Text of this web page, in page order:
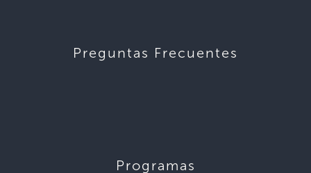
Preguntas Frecuentes
Programas